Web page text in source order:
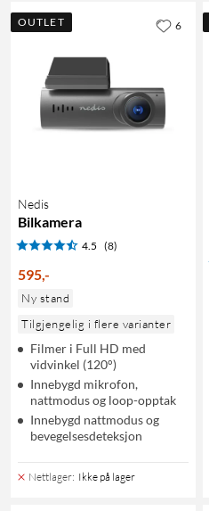
OUTLET
Nedis
Bilkamera
4.5 (8)
595,-
Ny stand
Tilgjengelig i flere varianter
Filmer i Full HD med
vidvinkel (120°)
Innebygd mikrofon,
nattmodus og loop-opptak
Innebygd nattmodus og
bevegelsesdeteksjon
Nettlager: Ikke på lager
6